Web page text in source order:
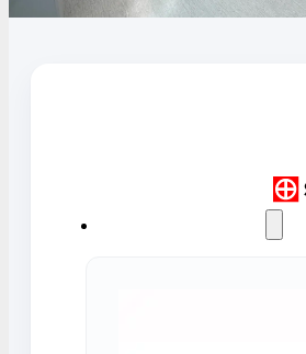
實驗室攪拌器 | 振盪機 高溫爐